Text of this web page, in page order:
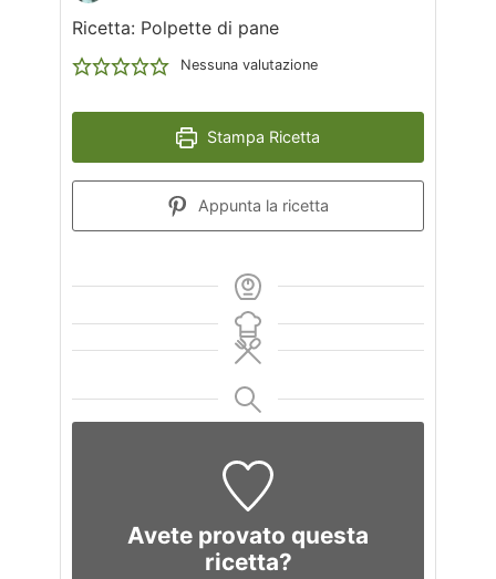
Ricetta: Polpette di pane
Nessuna valutazione
Stampa Ricetta
Appunta la ricetta
Avete provato questa
ricetta?